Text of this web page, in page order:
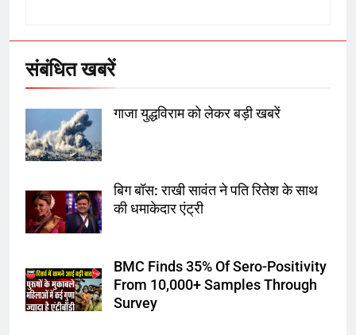
संबंधित खबरें
गाजा युद्धविराम को लेकर बड़ी खबरें
बिग बॉस: राखी सावंत ने पति रितेश के साथ
की धमाकेदार एंट्री
BMC Finds 35% Of Sero-Positivity
From 10,000+ Samples Through
Survey
7
गाजा युद्धविराम को लेकर बड़ी खबरें
8
चुनाव से पहले लालू परिवार पर बड़ा झटका,
तय किए
1